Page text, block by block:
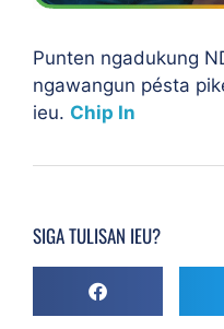
Punten ngadukung
ngawangun pésta
ieu. Chip In
SIGA TULISAN IEU?